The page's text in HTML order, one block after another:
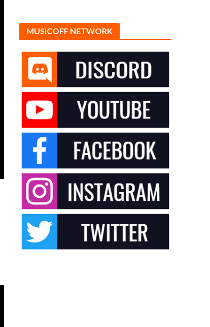
MUSICOFF NETWORK